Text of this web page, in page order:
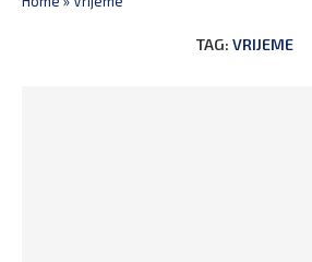
TAG: VRIJEME